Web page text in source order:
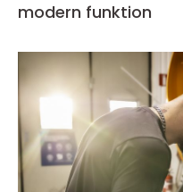
modern funktion